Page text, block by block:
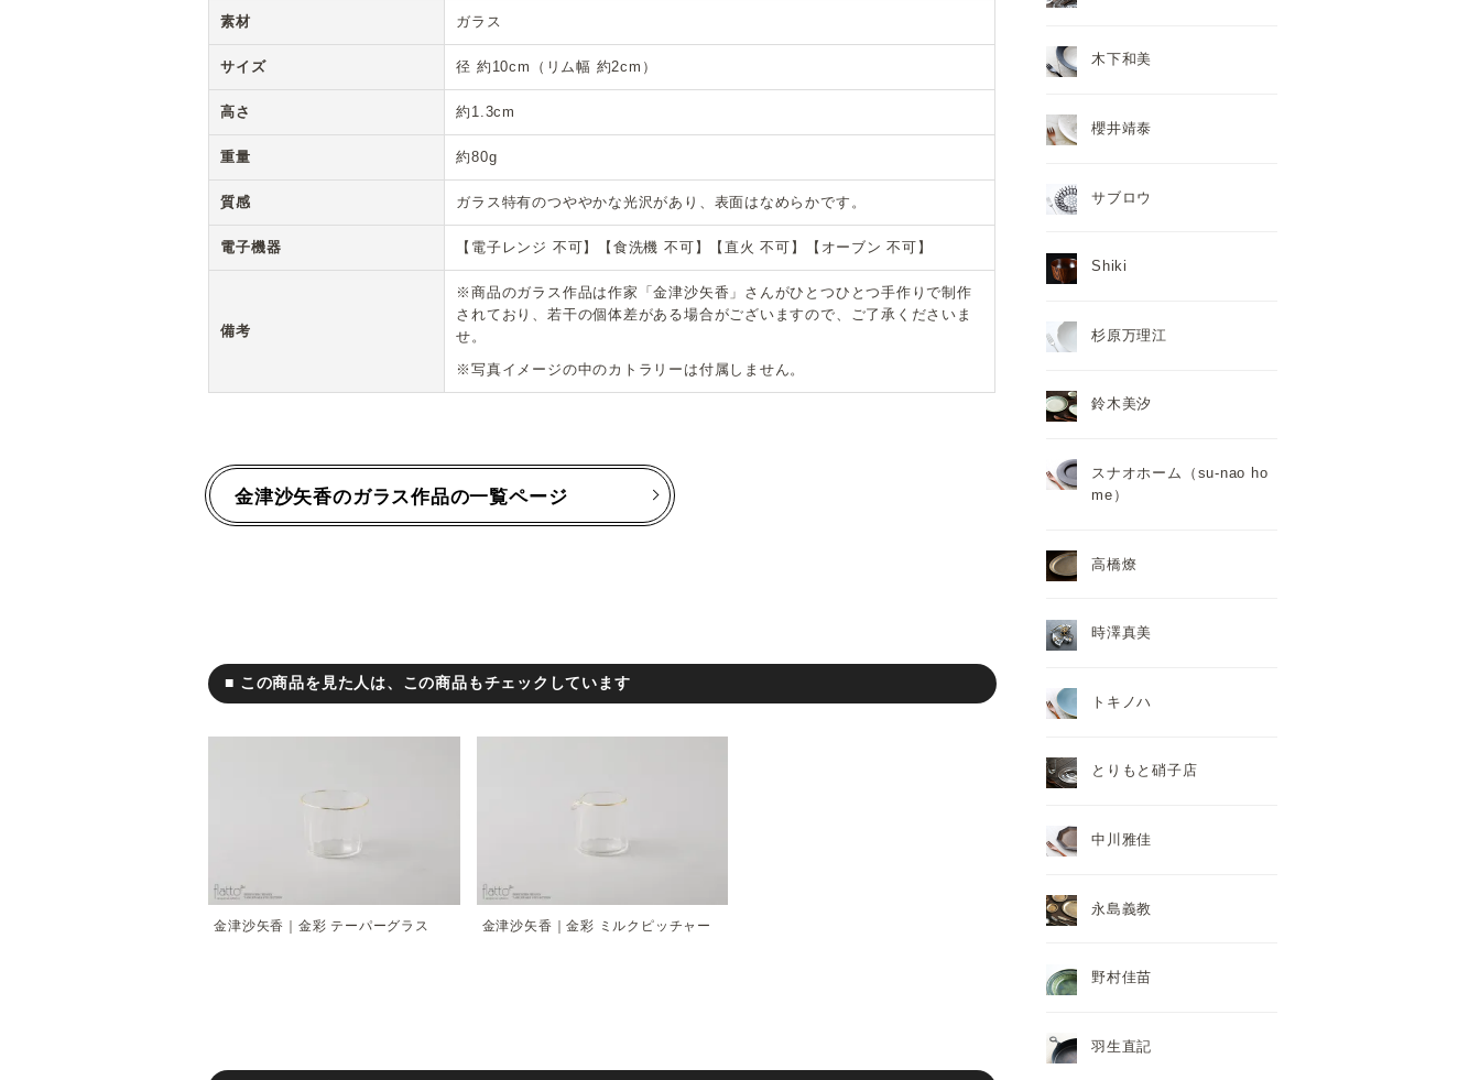
素材 ガラス
サイズ 径 約10cm（リム幅 約2cm）
高さ 約1.3cm
重量 約80g
質感 ガラス特有のつややかな光沢があり、表面はなめらかです。
電子機器 【電子レンジ 不可】【食洗機 不可】【直火 不可】【オーブン 不可】
備考
※商品のガラス作品は作家「金津沙矢香」さんがひとつひとつ手作りで制作
されており、若干の個体差がある場合がございますので、ご了承くださいま
せ。
※写真イメージの中のカトラリーは付属しません。
金津沙矢香のガラス作品の一覧ページ
■ この商品を見た人は、この商品もチェックしています
金津沙矢香｜金彩 テーパーグラス 金津沙矢香｜金彩 ミルクピッチャー
木下和美
櫻井靖泰
サブロウ
Shiki
杉原万理江
鈴木美汐
スナオホーム（su-nao ho
me）
高橋燎
時澤真美
トキノハ
とりもと硝子店
中川雅佳
永島義教
野村佳苗
羽生直記